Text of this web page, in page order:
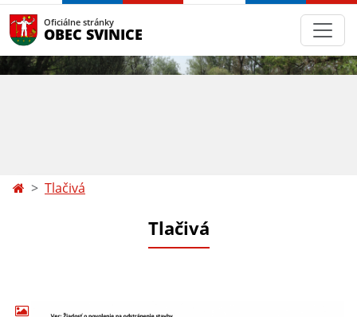
Oficiálne stránky
OBEC SVINICE
Tlačivá
Tlačivá